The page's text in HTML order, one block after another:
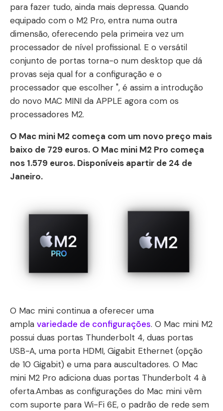
para fazer tudo, ainda mais depressa. Quando
equipado com o M2 Pro, entra numa outra
dimensão, oferecendo pela primeira vez um
processador de nível profissional. E o versátil
conjunto de portas torna-o num desktop que dá
provas seja qual for a configuração e o
processador que escolher ", é assim a introdução
do novo MAC MINI da APPLE agora com os
processadores M2.
O Mac mini M2 começa com um novo preço mais
baixo de 729 euros. O Mac mini M2 Pro começa
nos 1.579 euros. Disponíveis apartir de 24 de
Janeiro.
O Mac mini continua a oferecer uma
ampla variedade de configurações. O Mac mini M2
possui duas portas Thunderbolt 4, duas portas
USB-A, uma porta HDMI, Gigabit Ethernet (opção
de 10 Gigabit) e uma para auscultadores. O Mac
mini M2 Pro adiciona duas portas Thunderbolt 4 à
oferta.Ambas as configurações do Mac mini vêm
com suporte para Wi-Fi 6E, o padrão de rede sem